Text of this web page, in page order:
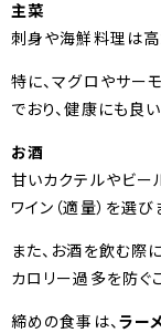
主菜
刺身や海鮮料理は高
特に、マグロやサー
でおり、健康にも良
お酒
甘いカクテルやビー
ワイン（適量）を選び
また、お酒を飲む際
カロリー過多を防ぐ
締めの食事は、 ラー